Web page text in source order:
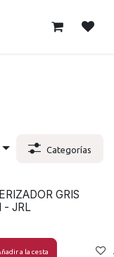
Categorías
de deseos
GRIS
- JRL
a la cesta